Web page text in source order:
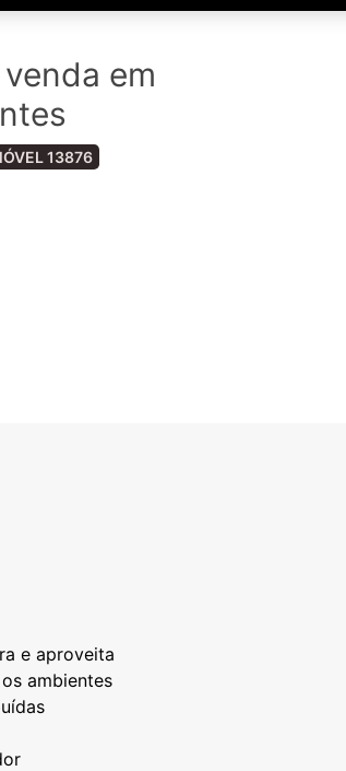
em
13876
e aproveita
ambientes